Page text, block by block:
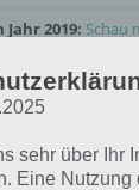
2019: Schau
4 Bilder 1 Wort
sehr über Ihr
Eine Nutzung